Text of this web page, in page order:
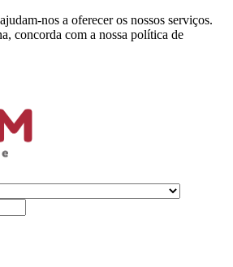
nos a oferecer os nossos serviços.
concorda com a nossa política de